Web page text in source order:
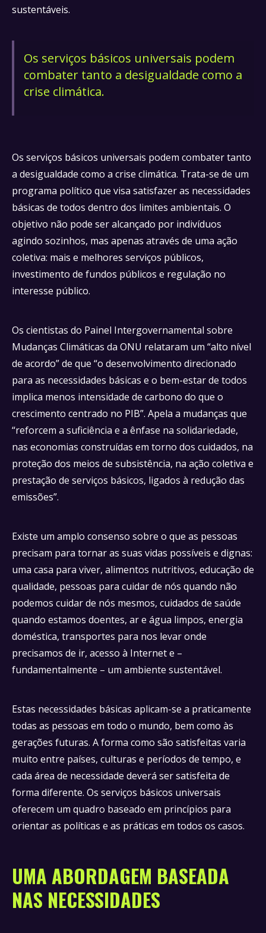
sustentáveis.
Os serviços básicos universais podem
combater tanto a desigualdade como a
crise climática.
Os serviços básicos universais podem combater tanto
a desigualdade como a crise climática. Trata-se de um
programa político que visa satisfazer as necessidades
básicas de todos dentro dos limites ambientais. O
objetivo não pode ser alcançado por indivíduos
agindo sozinhos, mas apenas através de uma ação
coletiva: mais e melhores serviços públicos,
investimento de fundos públicos e regulação no
interesse público.
Os cientistas do Painel Intergovernamental sobre
Mudanças Climáticas da ONU relataram um “alto nível
de acordo” de que “o desenvolvimento direcionado
para as necessidades básicas e o bem-estar de todos
implica menos intensidade de carbono do que o
crescimento centrado no PIB”. Apela a mudanças que
“reforcem a suficiência e a ênfase na solidariedade,
nas economias construídas em torno dos cuidados, na
proteção dos meios de subsistência, na ação coletiva e
prestação de serviços básicos, ligados à redução das
emissões”.
Existe um amplo consenso sobre o que as pessoas
precisam para tornar as suas vidas possíveis e dignas:
uma casa para viver, alimentos nutritivos, educação de
qualidade, pessoas para cuidar de nós quando não
podemos cuidar de nós mesmos, cuidados de saúde
quando estamos doentes, ar e água limpos, energia
doméstica, transportes para nos levar onde
precisamos de ir, acesso à Internet e –
fundamentalmente – um ambiente sustentável.
Estas necessidades básicas aplicam-se a praticamente
todas as pessoas em todo o mundo, bem como às
gerações futuras. A forma como são satisfeitas varia
muito entre países, culturas e períodos de tempo, e
cada área de necessidade deverá ser satisfeita de
forma diferente. Os serviços básicos universais
oferecem um quadro baseado em princípios para
orientar as políticas e as práticas em todos os casos.
UMA ABORDAGEM BASEADA
NAS NECESSIDADES